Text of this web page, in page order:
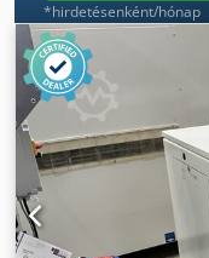
*hirdetésenként/hónap